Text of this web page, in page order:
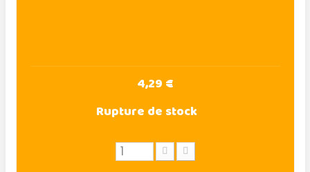
4,29 €
Rupture de stock